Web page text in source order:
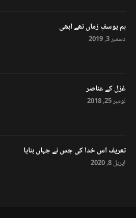
ہم یوسفِ زماں تھے ابھی
دسمبر 3, 2019
غزل کے عناصر
نومبر 25, 2018
تعریف اس خدا کی جس نے جہاں بنایا
اپریل 8, 2020